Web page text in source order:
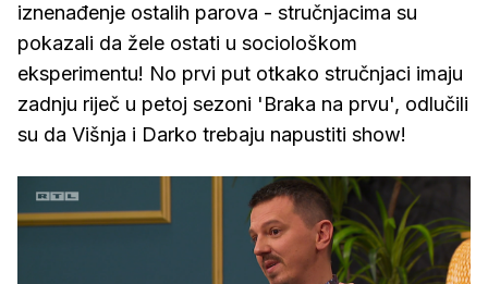
iznenađenje ostalih parova - stručnjacima su
pokazali da žele ostati u sociološkom
eksperimentu! No prvi put otkako stručnjaci imaju
zadnju riječ u petoj sezoni 'Braka na prvu', odlučili
su da Višnja i Darko trebaju napustiti show!